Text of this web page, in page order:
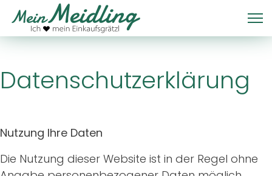
Datenschutzerklärung
Nutzung Ihre Daten
Die Nutzung dieser Website ist in der Regel ohne